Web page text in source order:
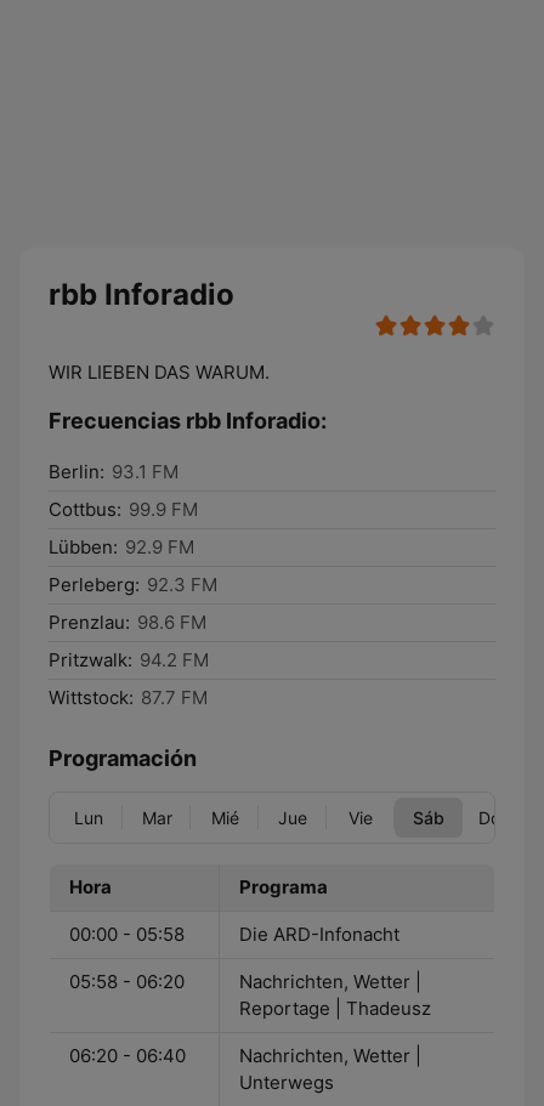
rbb Inforadio
WIR LIEBEN DAS WARUM.
Frecuencias rbb Inforadio:
Berlin: 93.1 FM
Cottbus: 99.9 FM
Lübben: 92.9 FM
Perleberg: 92.3 FM
Prenzlau: 98.6 FM
Pritzwalk: 94.2 FM
Wittstock: 87.7 FM
Programación
Lun Mar Mié Jue Vie Sáb Dom
Hora Programa
00:00 - 05:58 Die ARD-Infonacht
05:58 - 06:20
Nachrichten, Wetter |
Reportage | Thadeusz
06:20 - 06:40
Nachrichten, Wetter |
Unterwegs